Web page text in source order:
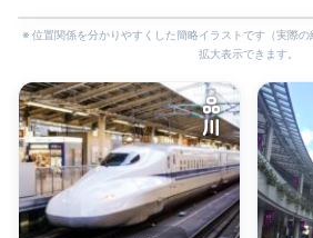
※ 位置関係を分かりやすくした簡略イラストです（実際
拡大表示できます。
品川